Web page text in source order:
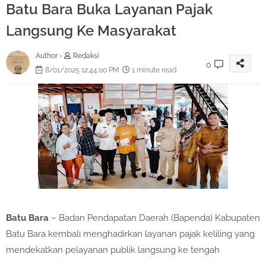
Batu Bara Buka Layanan Pajak
Langsung Ke Masyarakat
Author -
Redaksi
8/01/2025 12:44:00 PM
1 minute read
0
Batu Bara – Badan Pendapatan Daerah (Bapenda) Kabupaten
Batu Bara kembali menghadirkan layanan pajak keliling yang
mendekatkan pelayanan publik langsung ke tengah